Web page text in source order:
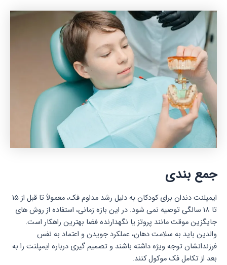
جمع بندی
ایمپلنت دندان برای کودکان به دلیل رشد مداوم فک، معمولاً تا قبل از ۱۵
تا ۱۸ سالگی توصیه نمی شود. در این بازه زمانی، استفاده از روش های
جایگزین موقت مانند پروتز یا نگهدارنده فضا بهترین راهکار است.
والدین باید به سلامت دهان، عملکرد جویدن و اعتماد به نفس
فرزندانشان توجه ویژه داشته باشند و تصمیم گیری درباره ایمپلنت را به
بعد از تکامل فک موکول کنند.